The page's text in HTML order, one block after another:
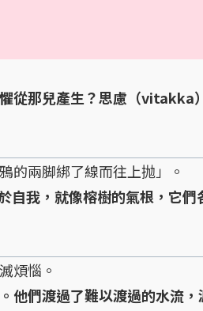
從那兒產生？思慮（vitakka
兩脚綁了線而往上抛」。
我，就像榕樹的氣根，它們
煩惱。
他們渡過了難以渡過的水流